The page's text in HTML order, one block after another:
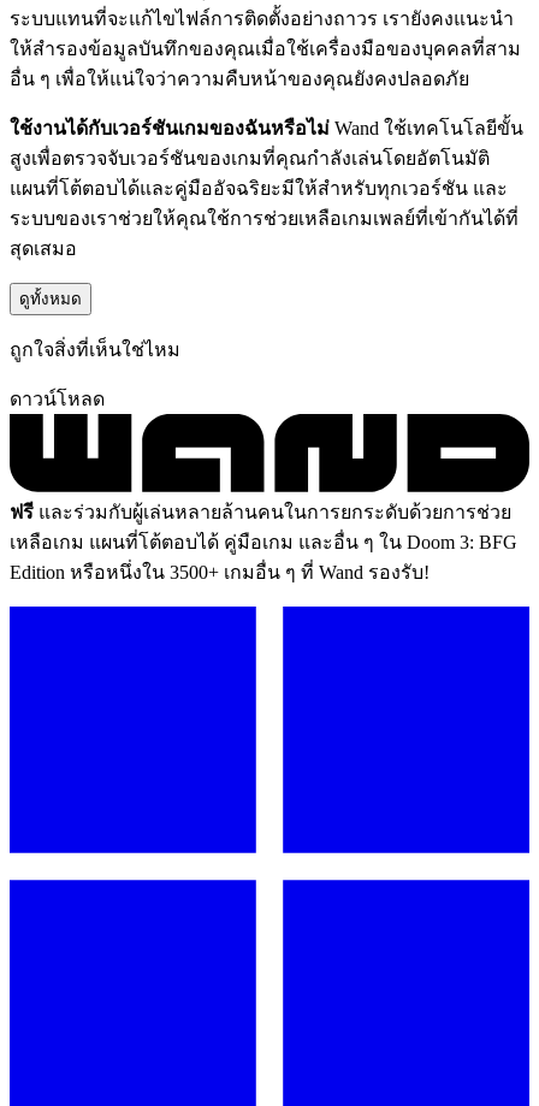
ระบบแทนที่จะแก้ไขไฟล์การติดตั้งอย่างถาวร เรายังคงแนะนำ
ให้สำรองข้อมูลบันทึกของคุณเมื่อใช้เครื่องมือของบุคคลที่สาม
อื่น ๆ เพื่อให้แน่ใจว่าความคืบหน้าของคุณยังคงปลอดภัย
ใช้งานได้กับเวอร์ชันเกมของฉันหรือไม่ Wand ใช้เทคโนโลยีขั้น
สูงเพื่อตรวจจับเวอร์ชันของเกมที่คุณกำลังเล่นโดยอัตโนมัติ
แผนที่โต้ตอบได้และคู่มืออัจฉริยะมีให้สำหรับทุกเวอร์ชัน และ
ระบบของเราช่วยให้คุณใช้การช่วยเหลือเกมเพลย์ที่เข้ากันได้ที่
สุดเสมอ
ดูทั้งหมด
ถูกใจสิ่งที่เห็นใช่ไหม
ดาวน์โหลด
ฟรี และร่วมกับผู้เล่นหลายล้านคนในการยกระดับด้วยการช่วย
เหลือเกม แผนที่โต้ตอบได้ คู่มือเกม และอื่น ๆ ใน Doom 3: BFG
Edition หรือหนึ่งใน 3500+ เกมอื่น ๆ ที่ Wand รองรับ!